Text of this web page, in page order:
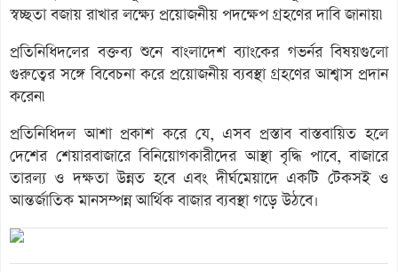
স্বচ্ছতা বজায় রাখার লক্ষ্যে প্রয়োজনীয় পদক্ষেপ গ্রহণের দাবি জানায়৷
প্রতিনিধিদলের বক্তব্য শুনে বাংলাদেশ ব্যাংকের গভর্নর বিষয়গুলো
গুরুত্বের সঙ্গে বিবেচনা করে প্রয়োজনীয় ব্যবস্থা গ্রহণের আশ্বাস প্রদান
করেন৷
প্রতিনিধিদল আশা প্রকাশ করে যে, এসব প্রস্তাব বাস্তবায়িত হলে
দেশের শেয়ারবাজারে বিনিয়োগকারীদের আস্থা বৃদ্ধি পাবে, বাজারে
তারল্য ও দক্ষতা উন্নত হবে এবং দীর্ঘমেয়াদে একটি টেকসই ও
আন্তর্জাতিক মানসম্পন্ন আর্থিক বাজার ব্যবস্থা গড়ে উঠবে।